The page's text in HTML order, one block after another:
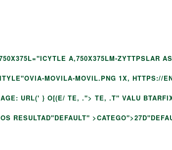
A,750X375LM-ZYTTPSLAR
MOVILA-MOVIL.PNG 1X, HTTPS://
URL(' } O[(E/ TE, ."> TE, .T" VALU
RESULTAD"DEFAULT" >